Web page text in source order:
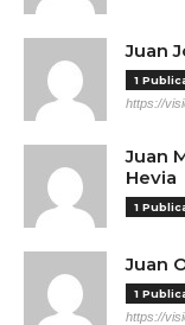
Juan
1
https://
Juan
Hevia
1
Juan
1
https://